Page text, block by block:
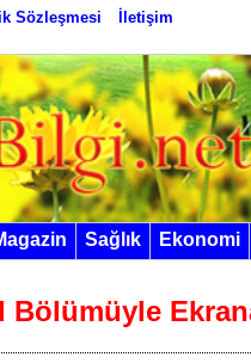
Sözleşmesi İletişim
Sağlık Ekonomi
Bölümüyle